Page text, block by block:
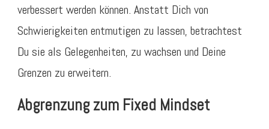
verbessert werden können. Anstatt Dich von
Schwierigkeiten entmutigen zu lassen, betrachtest
Du sie als Gelegenheiten, zu wachsen und Deine
Grenzen zu erweitern.
Abgrenzung zum Fixed Mindset